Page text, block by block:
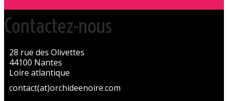
Contactez-nous
28 rue des Olivettes
44100 Nantes
Loire atlantique
contact(at)orchideenoire.com